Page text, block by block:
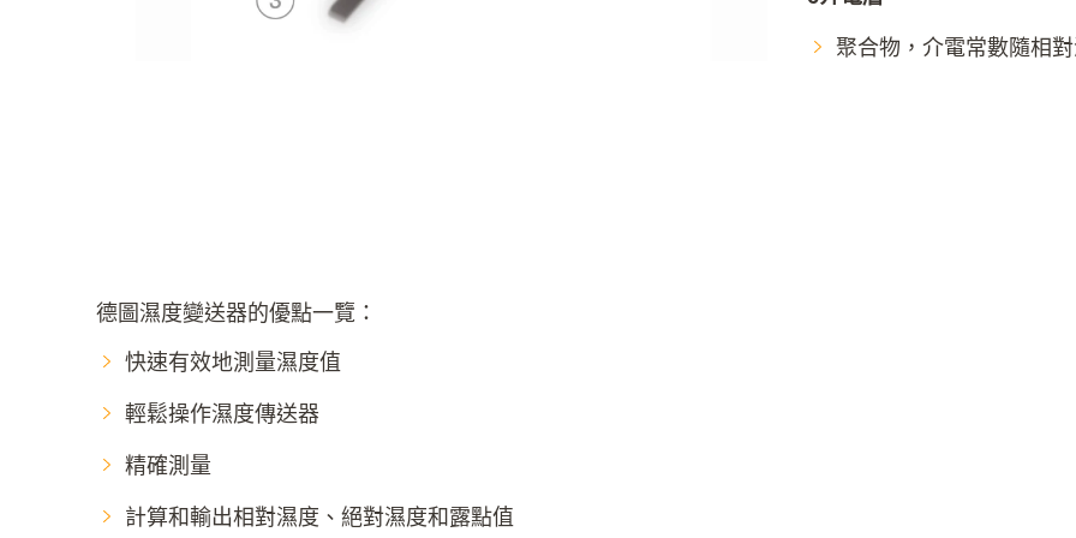
聚合物，介電常數隨相
德圖濕度變送器的優點一覽：
快速有效地測量濕度值
輕鬆操作濕度傳送器
精確測量
計算和輸出相對濕度、絕對濕度和露點值